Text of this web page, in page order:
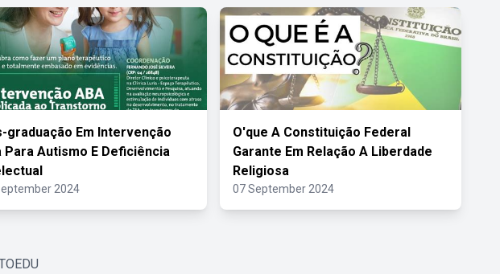
graduação Em Intervenção
Para Autismo E Deficiência
2024
O'que A Constituição Federal
Garante Em Relação A Liberdade
Religiosa
07 September 2024